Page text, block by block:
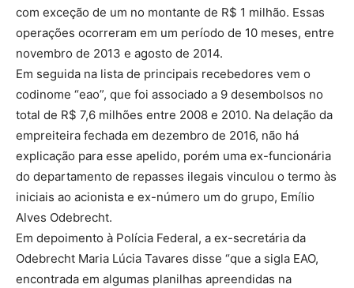
com exceção de um no montante de R$ 1 milhão. Essas
operações ocorreram em um período de 10 meses, entre
novembro de 2013 e agosto de 2014.
Em seguida na lista de principais recebedores vem o
codinome “eao”, que foi associado a 9 desembolsos no
total de R$ 7,6 milhões entre 2008 e 2010. Na delação da
empreiteira fechada em dezembro de 2016, não há
explicação para esse apelido, porém uma ex-funcionária
do departamento de repasses ilegais vinculou o termo às
iniciais ao acionista e ex-número um do grupo, Emílio
Alves Odebrecht.
Em depoimento à Polícia Federal, a ex-secretária da
Odebrecht Maria Lúcia Tavares disse “que a sigla EAO,
encontrada em algumas planilhas apreendidas na